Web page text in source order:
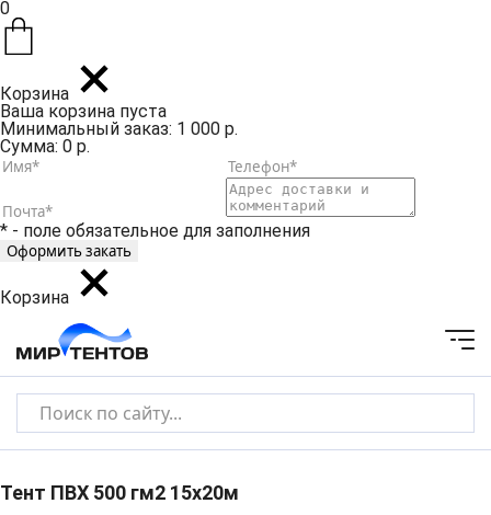
0
Корзина
Ваша корзина пуста
Минимальный заказ: 1 000 р.
Сумма: 0 р.
* - поле обязательное для заполнения
Корзина
Тент ПВХ 500 гм2 15x20м